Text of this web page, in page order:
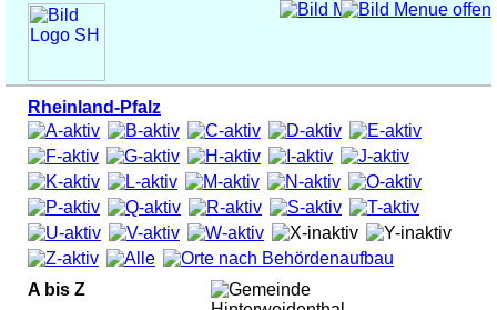
Rheinland-Pfalz
A bis Z